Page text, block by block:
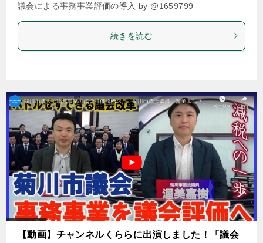
議会による事務事業評価の導入 by @1659799
続きを読む
【動画】チャンネルくららに出演しました！「議会